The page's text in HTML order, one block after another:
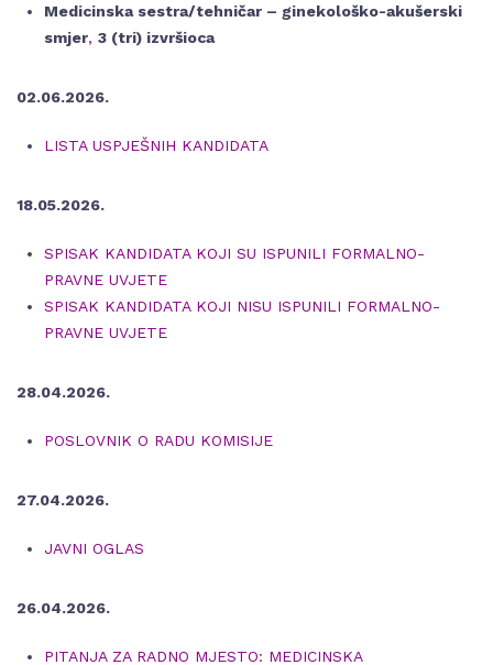
Medicinska sestra/tehničar – ginekološko-akušerski
smjer, 3 (tri) izvršioca
02.06.2026.
LISTA USPJEŠNIH KANDIDATA
18.05.2026.
SPISAK KANDIDATA KOJI SU ISPUNILI FORMALNO-
PRAVNE UVJETE
SPISAK KANDIDATA KOJI NISU ISPUNILI FORMALNO-
PRAVNE UVJETE
28.04.2026.
POSLOVNIK O RADU KOMISIJE
27.04.2026.
JAVNI OGLAS
26.04.2026.
PITANJA ZA RADNO MJESTO: MEDICINSKA